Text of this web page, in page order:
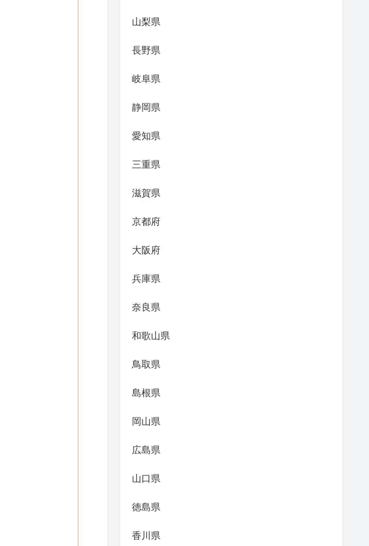
山梨県
長野県
岐阜県
静岡県
愛知県
三重県
滋賀県
京都府
大阪府
兵庫県
奈良県
和歌山県
鳥取県
島根県
岡山県
広島県
山口県
徳島県
香川県